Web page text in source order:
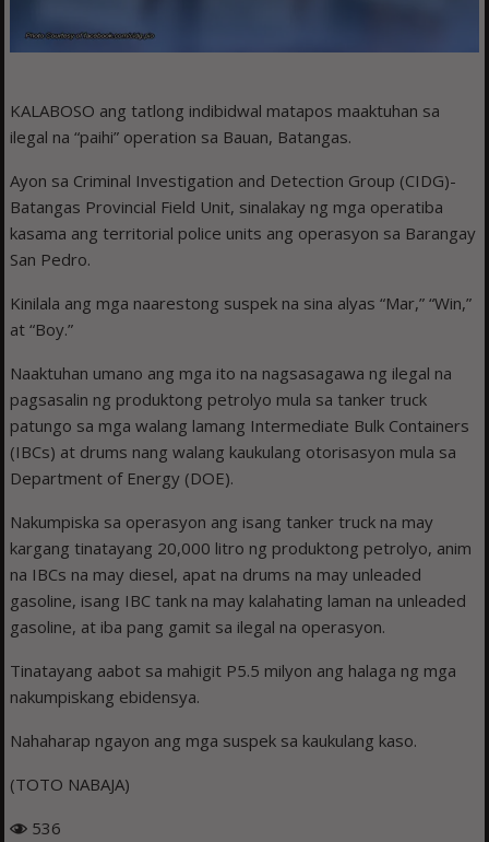
KALABOSO ang tatlong indibidwal matapos maaktuhan sa
ilegal na “paihi” operation sa Bauan, Batangas.
Ayon sa Criminal Investigation and Detection Group (CIDG)-
Batangas Provincial Field Unit, sinalakay ng mga operatiba
kasama ang territorial police units ang operasyon sa Barangay
San Pedro.
Kinilala ang mga naarestong suspek na sina alyas “Mar,” “Win,”
at “Boy.”
Naaktuhan umano ang mga ito na nagsasagawa ng ilegal na
pagsasalin ng produktong petrolyo mula sa tanker truck
patungo sa mga walang lamang Intermediate Bulk Containers
(IBCs) at drums nang walang kaukulang otorisasyon mula sa
Department of Energy (DOE).
Nakumpiska sa operasyon ang isang tanker truck na may
kargang tinatayang 20,000 litro ng produktong petrolyo, anim
na IBCs na may diesel, apat na drums na may unleaded
gasoline, isang IBC tank na may kalahating laman na unleaded
gasoline, at iba pang gamit sa ilegal na operasyon.
Tinatayang aabot sa mahigit P5.5 milyon ang halaga ng mga
nakumpiskang ebidensya.
Nahaharap ngayon ang mga suspek sa kaukulang kaso.
(TOTO NABAJA)
536